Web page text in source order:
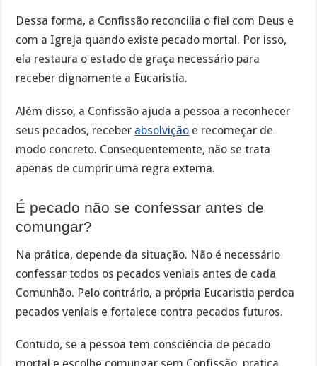
Dessa forma, a Confissão reconcilia o fiel com Deus e
com a Igreja quando existe pecado mortal. Por isso,
ela restaura o estado de graça necessário para
receber dignamente a Eucaristia.
Além disso, a Confissão ajuda a pessoa a reconhecer
seus pecados, receber absolvição e recomeçar de
modo concreto. Consequentemente, não se trata
apenas de cumprir uma regra externa.
É pecado não se confessar antes de
comungar?
Na prática, depende da situação. Não é necessário
confessar todos os pecados veniais antes de cada
Comunhão. Pelo contrário, a própria Eucaristia perdoa
pecados veniais e fortalece contra pecados futuros.
Contudo, se a pessoa tem consciência de pecado